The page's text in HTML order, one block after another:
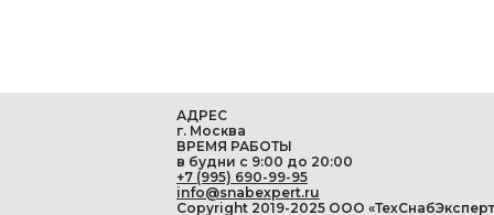
АДРЕС
г. Москва
ВРЕМЯ РАБОТЫ
в будни с 9:00 до 20:00
+7 (995) 690-99-95
info@snabexpert.ru
Copyright 2019-2025 ООО